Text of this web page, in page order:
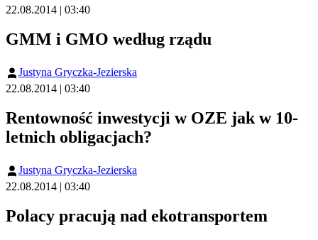
22.08.2014 | 03:40
GMM i GMO według rządu
Justyna Gryczka-Jezierska
22.08.2014 | 03:40
Rentowność inwestycji w OZE jak w 10-
letnich obligacjach?
Justyna Gryczka-Jezierska
22.08.2014 | 03:40
Polacy pracują nad ekotransportem